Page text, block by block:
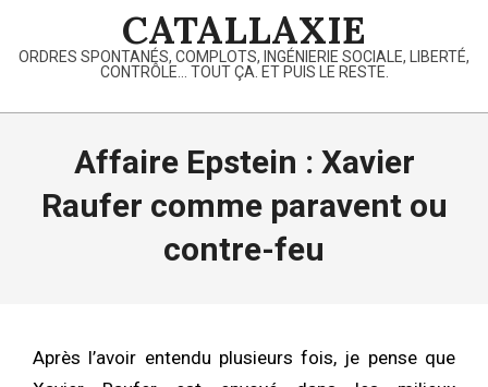
content
CATALLAXIE
ORDRES SPONTANÉS, COMPLOTS, INGÉNIERIE SOCIALE, LIBERTÉ,
CONTRÔLE… TOUT ÇA. ET PUIS LE RESTE.
Primary
Affaire Epstein : Xavier
Raufer comme paravent ou
contre-feu
Après l’avoir entendu plusieurs fois, je pense que